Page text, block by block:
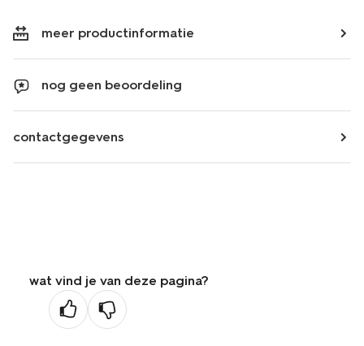
meer productinformatie
nog geen beoordeling
contactgegevens
wat vind je van deze pagina?